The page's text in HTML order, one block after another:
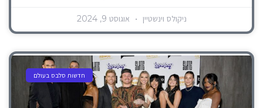
ניקולס וינשטיין אוגוסט 9, 2024
חדשות סלבס בעולם